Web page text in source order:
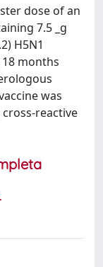
dose of an
7.5 _g
H5N1
months
was
reactive